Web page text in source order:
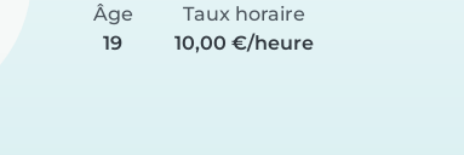
Âge
19
Taux horaire
10,00 €/heure